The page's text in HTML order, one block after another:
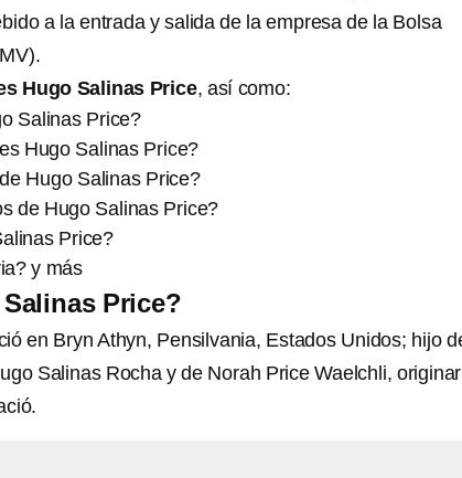
a la entrada y salida de la empresa de la Bolsa
Hugo Salinas Price, así como:
Salinas Price?
Hugo Salinas Price?
Hugo Salinas Price?
de Hugo Salinas Price?
Price?
y más
Price?
en Bryn Athyn, Pensilvania, Estados Unidos; hijo
Salinas Rocha y de Norah Price Waelchli,